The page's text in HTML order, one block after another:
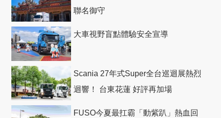
聯名御守
大車視野盲點體驗安全宣導
Scania 27年式Super全台巡迴展熱烈
迴響！ 台東花蓮 好評再加場
FUSO今夏最扛霸「動紫趴」熱血回